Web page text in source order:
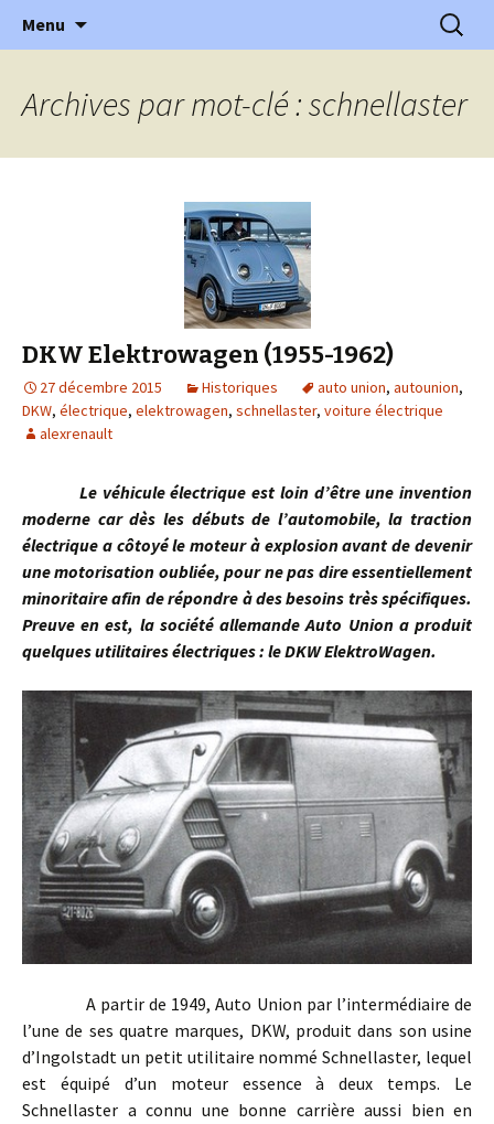
l'Automobile Ancienne
l'automobile ancienne : articles, historiques
…
Menu
Archives par mot-clé : schnellaster
DKW Elektrowagen (1955-1962)
27 décembre 2015 Historiques auto union, autounion,
DKW, électrique, elektrowagen, schnellaster, voiture électrique
alexrenault
Le véhicule électrique est loin d’être une invention
moderne car dès les débuts de l’automobile, la traction
électrique a côtoyé le moteur à explosion avant de devenir
une motorisation oubliée, pour ne pas dire essentiellement
minoritaire afin de répondre à des besoins très spécifiques.
Preuve en est, la société allemande Auto Union a produit
quelques utilitaires électriques : le DKW ElektroWagen.
A partir de 1949, Auto Union par l’intermédiaire de
l’une de ses quatre marques, DKW, produit dans son usine
d’Ingolstadt un petit utilitaire nommé Schnellaster, lequel
est équipé d’un moteur essence à deux temps. Le
Schnellaster a connu une bonne carrière aussi bien en